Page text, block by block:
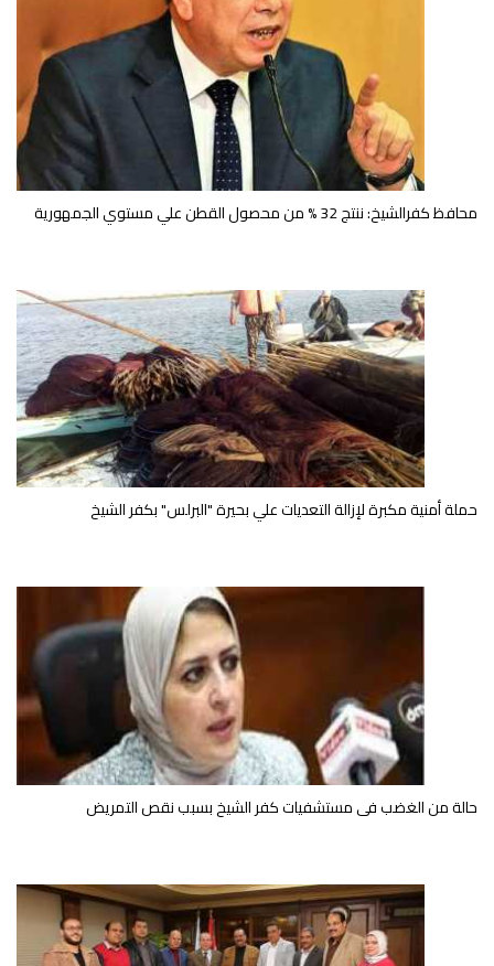
محافظ كفرالشيخ: ننتج 32 % من محصول القطن علي مستوي الجمهورية
حملة أمنية مكبرة لإزالة التعديات علي بحيرة "البرلس" بكفر الشيخ
حالة من الغضب فى مستشفيات كفر الشيخ بسبب نقص التمريض